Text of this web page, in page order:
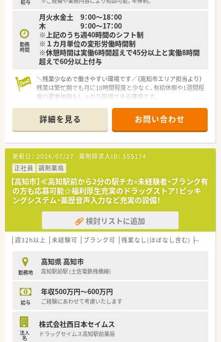
給与
勤務
時間
月火水金土 9：00～18：00
木 9：00～17：00
※上記のうち週40時間のシフト制
※１カ月単位の変形労働時間制
※休憩時間は実働6時間超えで45分以上と実働8時間
超えで60分以上付与
＼残業少なめで働きやすい環境です／（高知市エリア担当より）
残業は繁忙期でも月に10時間程度と少なく、有給休暇や1週間程
度の夏季休暇もしっかり取得できる環境です。
【店舗情報と応需状況について】
■桟橋車庫前駅から車で8分ほどの立地にある調剤薬局で、車通
勤も可能なため日々の通勤もスムーズです。
■内科や小児科、皮膚科など幅広い科目の処方箋を1日80から90
枚程度応需し、専門性の高い知識が身につきます。
■近隣の居宅への在宅訪問業務にも対応しており、地域医療に貢
献しながら多職種連携の経験を積むことができます。
【法人特徴について】
■よく働き、よく遊び、よく学ぶことをテーマに掲げ、時代の変
化に合わせた攻めの経営を目指している法人です。
■開業当初から20年以上にわたり在宅医療に取り組んでおり、
これまでに400件以上の実績を誇る地域密着型の企業です。
■年に1回社長が従業員全員と面談を行うなど、現場の意見を大
切に汲み取るボトムアップの社風が根付いています。
【勤務実態について】
■残業時間は繁忙期であっても月に10時間程度と少なく、ワーク
ライフバランスを保ちながら無理なく働けます。
り、退勤後のプライベートな予定も立てやすい環境です。
■産前産後休暇や育児休業、介護休業の取得実績があり、ライフ
【職場環境と雰囲気】
■正社員4名に加えてパートスタッフや事務員が在籍しており、
詳細を見る お問い合わせ
更新日： 2026/07/27 薬剤師求人ID： 555174
正社員
調剤薬局
【高知市】≪高知駅前から2分の駅チカ»未経験者・ブランク有
の方も応募可能☆福利厚生充実のドラッグストア！ピッキ
ングシステム・薬歴音声入力など充実の設備！
検討リストに追加
週32h以上 未経験可 ブランク可 残業なし(ほぼなし含む) 車通勤
勤務地
高知県 高知市
高知駅前駅 (土佐電鉄桟橋線)
給与
年収500万円～600万円
ご経験にあわせて考慮いたします
法人
名
株式会社西日本セイムス
ドラッグセイムス高知駅前薬局